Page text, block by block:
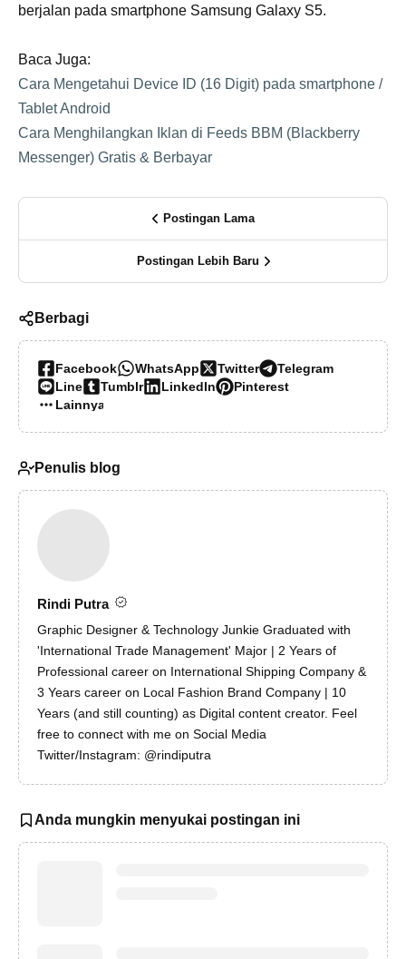
berjalan pada smartphone Samsung Galaxy S5.
Baca Juga:
Cara Mengetahui Device ID (16 Digit) pada smartphone /
Tablet Android
Cara Menghilangkan Iklan di Feeds BBM (Blackberry
Messenger) Gratis & Berbayar
Postingan Lama
Postingan Lebih Baru
Berbagi
Facebook WhatsApp Twitter
Telegram
Line
Tumblr LinkedIn
Pinterest
Lainnya…
Penulis blog
Rindi Putra
Graphic Designer & Technology Junkie Graduated with
'International Trade Management' Major | 2 Years of
Professional career on International Shipping Company &
3 Years career on Local Fashion Brand Company | 10
Years (and still counting) as Digital content creator. Feel
free to connect with me on Social Media
Twitter/Instagram: @rindiputra
Anda mungkin menyukai postingan ini